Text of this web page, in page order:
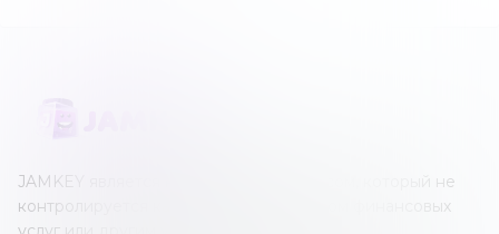
JAMKEY является независимым ресурсом, который не
контролируется каким-либо оператором финансовых